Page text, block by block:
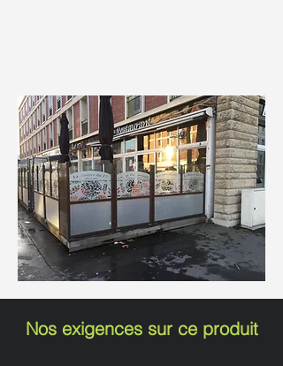
Nos exigences sur ce produit